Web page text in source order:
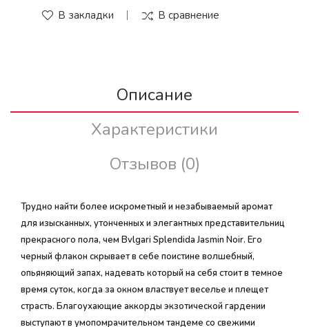
В закладки В сравнение
Описание
Характеристики
Отзывов (0)
Трудно найти более искрометный и незабываемый аромат
для изысканных, утонченных и элегантных представительниц
прекрасного пола, чем Bvlgari Splendida Jasmin Noir. Его
черный флакон скрывает в себе поистине волшебный,
опьяняющий запах, надевать который на себя стоит в темное
время суток, когда за окном властвует веселье и плещет
страсть. Благоухающие аккорды экзотической гардении
выступают в умопомрачительном тандеме со свежими